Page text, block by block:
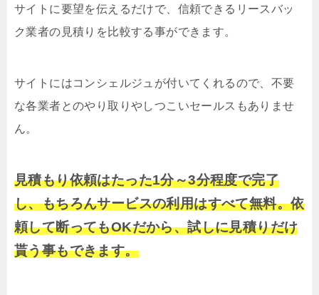
サイトに要望を伝えるだけで、信頼できるリースバッ
ク業者の見積りを比較する事ができます。
サイトにはコンシェルジュが付いてくれるので、不要
な各業者とのやり取りやしつこいセールスもありませ
ん。
見積もり依頼はたった1分～3分程度で完了
し、もちろんサービスの利用はすべて無料。依
頼して断ってもOKだから、試しに見積りだけ
貰う事もできます。